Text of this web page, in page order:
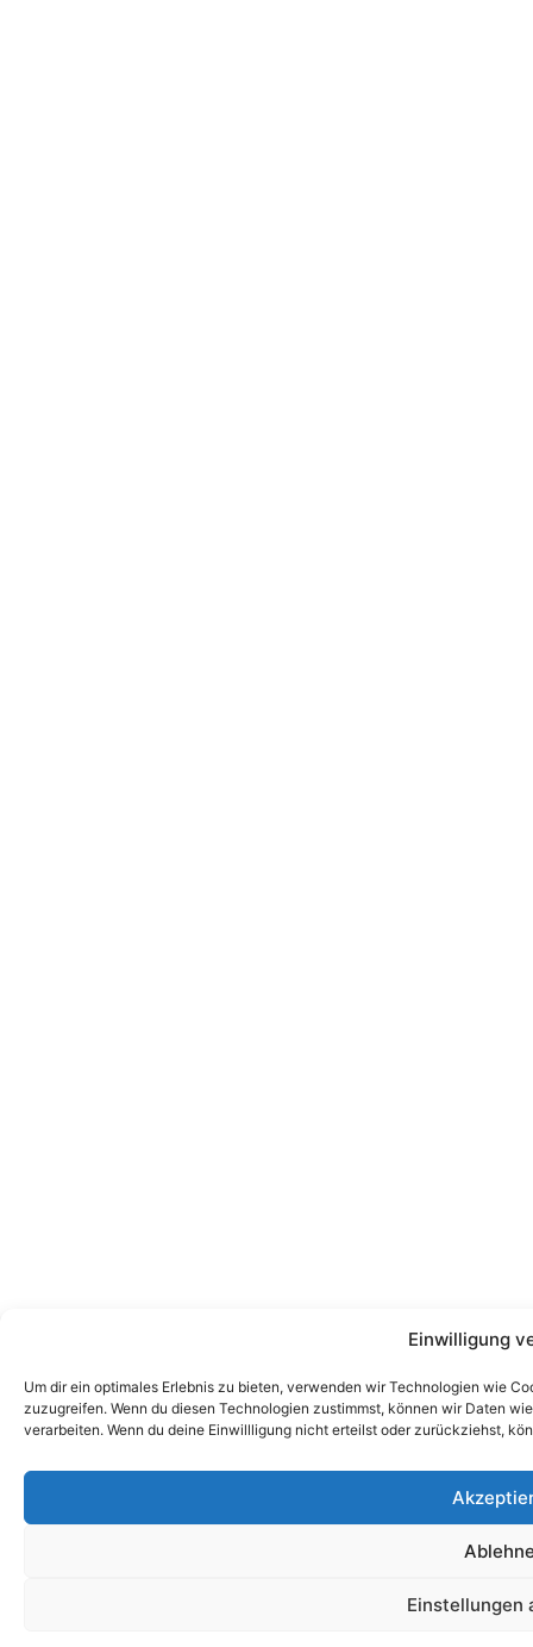
Einwilligung
Um dir ein optimales Erlebnis zu bieten, verwenden wir Technologien wie
zuzugreifen. Wenn du diesen Technologien zustimmst, können wir Daten
verarbeiten. Wenn du deine Einwillligung nicht erteilst oder zurückziehst,
Einstellungen